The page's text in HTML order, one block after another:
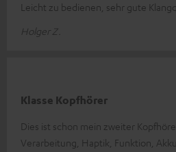
Leicht zu bedienen, sehr gute
Holger Z.
Klasse Kopfhörer
Dies ist schon mein zweiter
Verarbeitung, Haptik, Funktion,